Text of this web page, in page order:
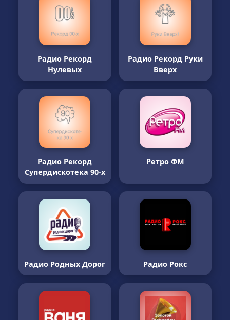
Радио Рекорд
Нулевых
Радио Рекорд Руки
Вверх
Радио Рекорд
Супердискотека 90-х
Ретро ФМ
Радио Родных Дорог Радио Рокс